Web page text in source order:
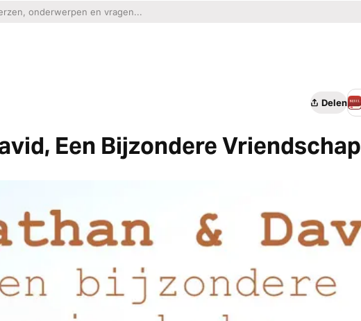
Delen
Een Bijzondere Vriendschap